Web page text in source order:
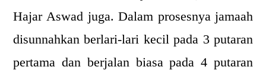
Hajar Aswad juga. Dalam prosesnya jamaah
disunnahkan berlari-lari kecil pada 3 putaran
pertama dan berjalan biasa pada 4 putaran